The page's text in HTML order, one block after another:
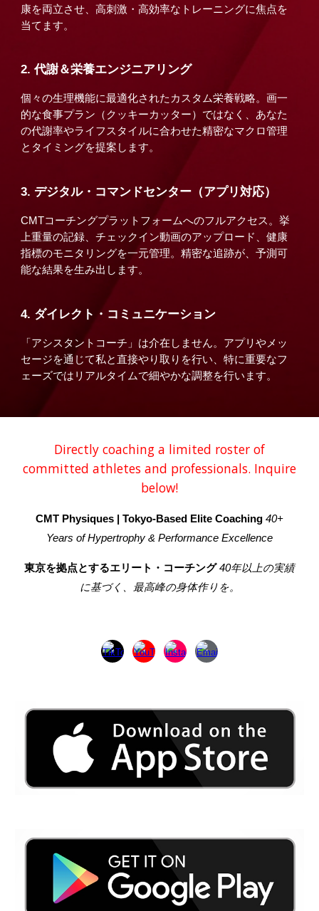
康を両立させ、高刺激・高効率なトレーニングに焦点を
当てます。
2. 代謝＆栄養エンジニアリング
個々の生理機能に最適化されたカスタム栄養戦略。画一
的な食事プラン（クッキーカッター）ではなく、あなた
の代謝率やライフスタイルに合わせた精密なマクロ管理
とタイミングを提案します。
3. デジタル・コマンドセンター（アプリ対応）
CMTコーチングプラットフォームへのフルアクセス。挙
上重量の記録、チェックイン動画のアップロード、健康
指標のモニタリングを一元管理。精密な追跡が、予測可
能な結果を生み出します。
4. ダイレクト・コミュニケーション
「アシスタントコーチ」は介在しません。アプリやメッ
セージを通じて私と直接やり取りを行い、特に重要なフ
ェーズではリアルタイムで細やかな調整を行います。
Directly coaching a limited roster of
committed athletes and professionals. Inquire
below!
CMT Physiques | Tokyo-Based Elite Coaching 40+
Years of Hypertrophy & Performance Excellence
東京を拠点とするエリート・コーチング 40年以上の実績
に基づく、最高峰の身体作りを。